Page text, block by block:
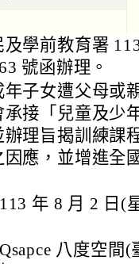
學前教育署
號函辦理。
子女遭父母或
接「兒童及少
理旨揭訓練課
應，並增進全
年 8 月 2 日(
八度空間